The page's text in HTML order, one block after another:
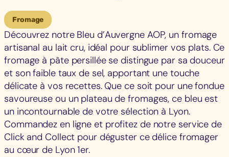
Fromage
Découvrez notre Bleu d’Auvergne AOP, un fromage
artisanal au lait cru, idéal pour sublimer vos plats. Ce
fromage à pâte persillée se distingue par sa douceur
et son faible taux de sel, apportant une touche
délicate à vos recettes. Que ce soit pour une fondue
savoureuse ou un plateau de fromages, ce bleu est
un incontournable de votre sélection à Lyon.
Commandez en ligne et profitez de notre service de
Click and Collect pour déguster ce délice fromager
au cœur de Lyon 1er.